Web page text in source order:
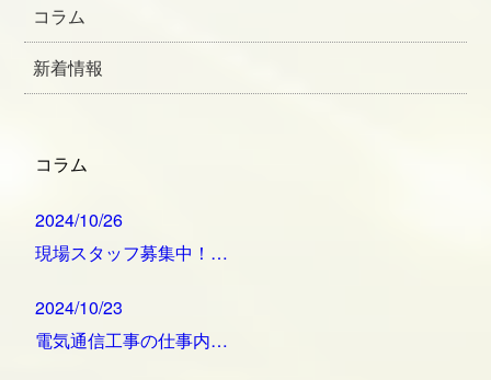
コラム
新着情報
コラム
2024/10/26
現場スタッフ募集中！…
2024/10/23
電気通信工事の仕事内…